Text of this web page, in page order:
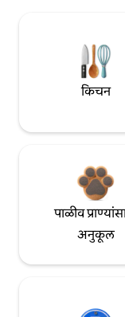
किचन
पाळीव
अनुकूल